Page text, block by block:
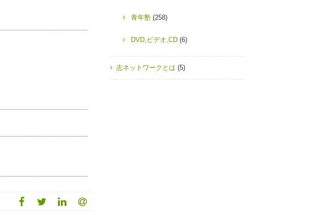
青年塾 (258)
DVD,ビデオ,CD (6)
志ネットワークとは (5)